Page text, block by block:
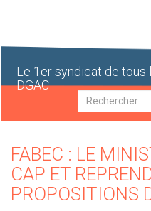
Le 1er syndicat de tous
DGAC
Recherche
FABEC : LE
CAP ET
PROPOSITIONS